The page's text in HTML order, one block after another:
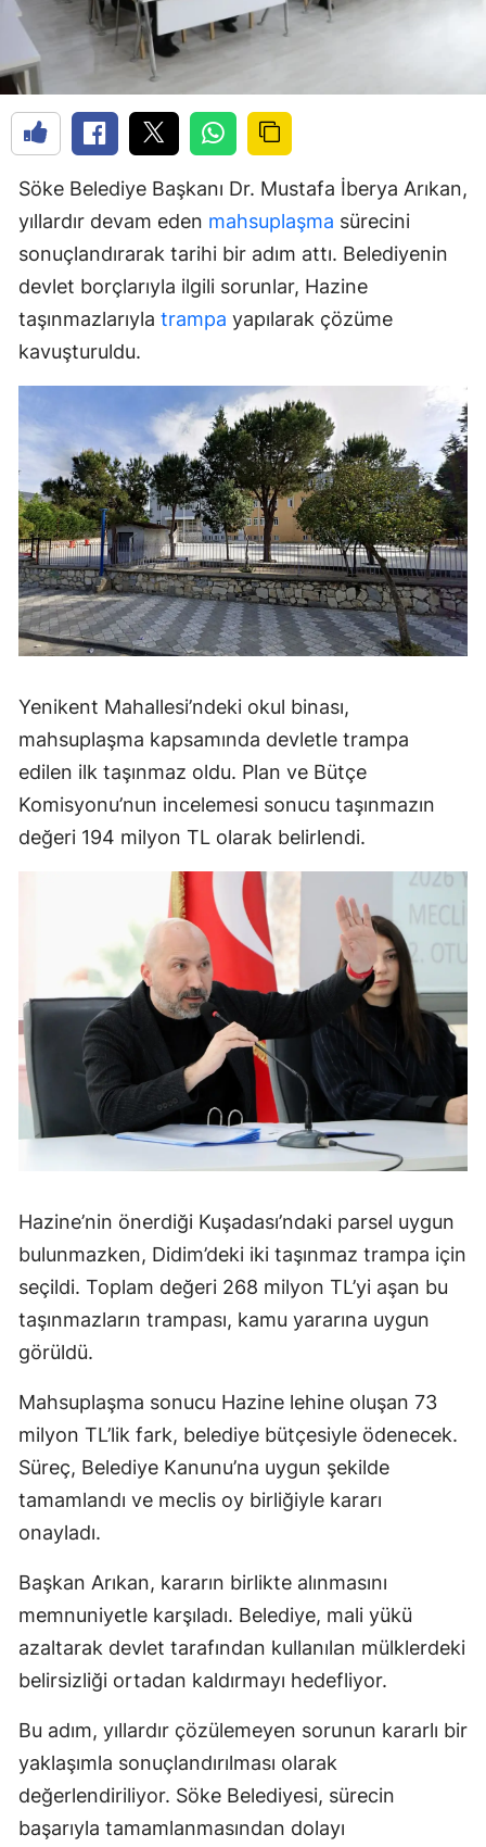
Söke Belediye Başkanı Dr. Mustafa İberya Arıkan,
yıllardır devam eden mahsuplaşma sürecini
sonuçlandırarak tarihi bir adım attı. Belediyenin
devlet borçlarıyla ilgili sorunlar, Hazine
taşınmazlarıyla trampa yapılarak çözüme
kavuşturuldu.
Yenikent Mahallesi’ndeki okul binası,
mahsuplaşma kapsamında devletle trampa
edilen ilk taşınmaz oldu. Plan ve Bütçe
Komisyonu’nun incelemesi sonucu taşınmazın
değeri 194 milyon TL olarak belirlendi.
Hazine’nin önerdiği Kuşadası’ndaki parsel uygun
bulunmazken, Didim’deki iki taşınmaz trampa için
seçildi. Toplam değeri 268 milyon TL’yi aşan bu
taşınmazların trampası, kamu yararına uygun
görüldü.
Mahsuplaşma sonucu Hazine lehine oluşan 73
milyon TL’lik fark, belediye bütçesiyle ödenecek.
Süreç, Belediye Kanunu’na uygun şekilde
tamamlandı ve meclis oy birliğiyle kararı
onayladı.
Başkan Arıkan, kararın birlikte alınmasını
memnuniyetle karşıladı. Belediye, mali yükü
azaltarak devlet tarafından kullanılan mülklerdeki
belirsizliği ortadan kaldırmayı hedefliyor.
Bu adım, yıllardır çözülemeyen sorunun kararlı bir
yaklaşımla sonuçlandırılması olarak
değerlendiriliyor. Söke Belediyesi, sürecin
başarıyla tamamlanmasından dolayı